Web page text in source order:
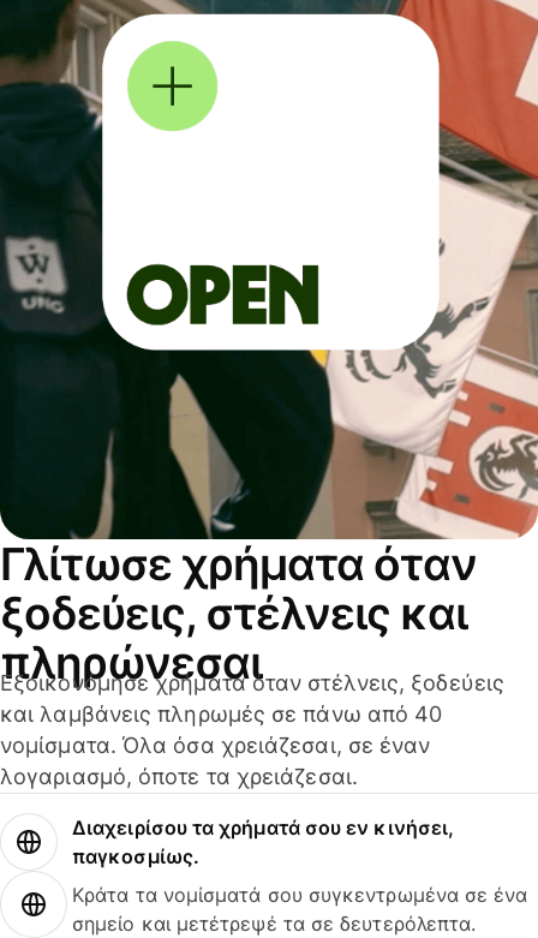
Γλίτωσε χρήματα όταν
ξοδεύεις, στέλνεις και
πληρώνεσαι
Εξοικονόμησε χρήματα όταν στέλνεις, ξοδεύεις
και λαμβάνεις πληρωμές σε πάνω από 40
νομίσματα. Όλα όσα χρειάζεσαι, σε έναν
λογαριασμό, όποτε τα χρειάζεσαι.
Διαχειρίσου τα χρήματά σου εν κινήσει,
παγκοσμίως.
Κράτα τα νομίσματά σου συγκεντρωμένα σε ένα
σημείο και μετέτρεψέ τα σε δευτερόλεπτα.